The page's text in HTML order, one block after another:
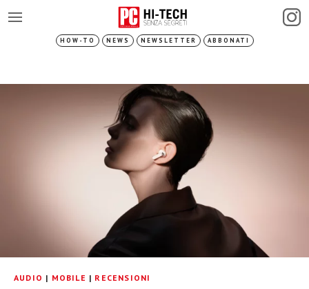
HOW-TO NEWS NEWSLETTER ABBONATI
AUDIO | MOBILE | RECENSIONI